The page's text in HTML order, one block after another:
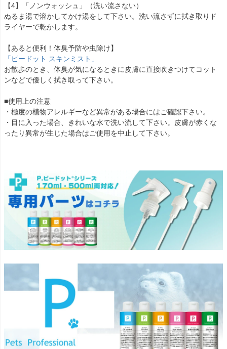
【4】「ノンウォッシュ」（洗い流さない）
ぬるま湯で溶かしてかけ湯をして下さい。洗い流さずに拭き取りド
ライヤーで乾かします。
【あると便利！体臭予防や虫除け】
「ピードット スキンミスト」
お散歩のとき、体臭が気になるときに皮膚に直接吹きつけてコット
ンなどで優しく拭き取って下さい。
■使用上の注意
・極度の植物アレルギーなど異常がある場合にはご確認下さい。
・目に入った場合、きれいな水で洗い流して下さい。皮膚が赤くな
ったり異常が生じた場合はご使用を中止して下さい。